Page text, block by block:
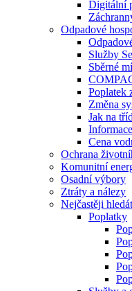
Digitální
Odpadové
Služby
Sběrné
Poplatek
Změna
Jak na
Cena
Ochrana
Komunitní
Osadní výbory
Ztráty a nálezy
Nejčastěji
Poplatky